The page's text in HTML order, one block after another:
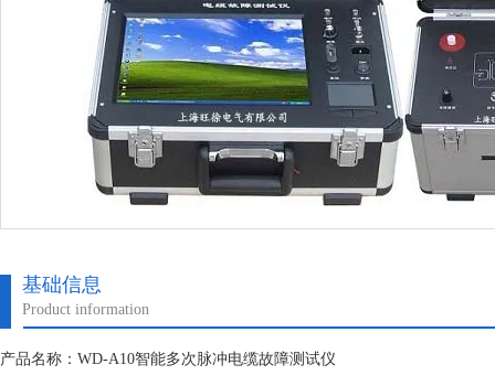
基础信息
Product information
产品名称：WD-A10智能多次脉冲电缆故障测试仪